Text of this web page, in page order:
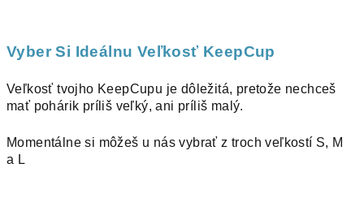
Vyber Si Ideálnu Veľkosť KeepCup
Veľkosť tvojho KeepCupu je dôležitá, pretože nechceš
mať pohárik príliš veľký, ani príliš malý.
Momentálne si môžeš u nás vybrať z troch veľkostí S, M
a L